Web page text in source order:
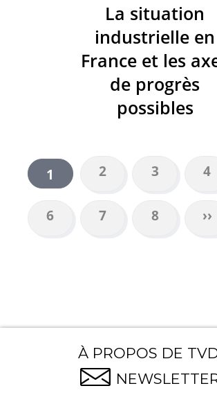
La situation
industrielle en
France et les
de progrès
possibles
PAGINATION
Page
courante
1 Page
2 Page
3 4
Page
6 Page
7 Page
8 ››
À PROPOS DE